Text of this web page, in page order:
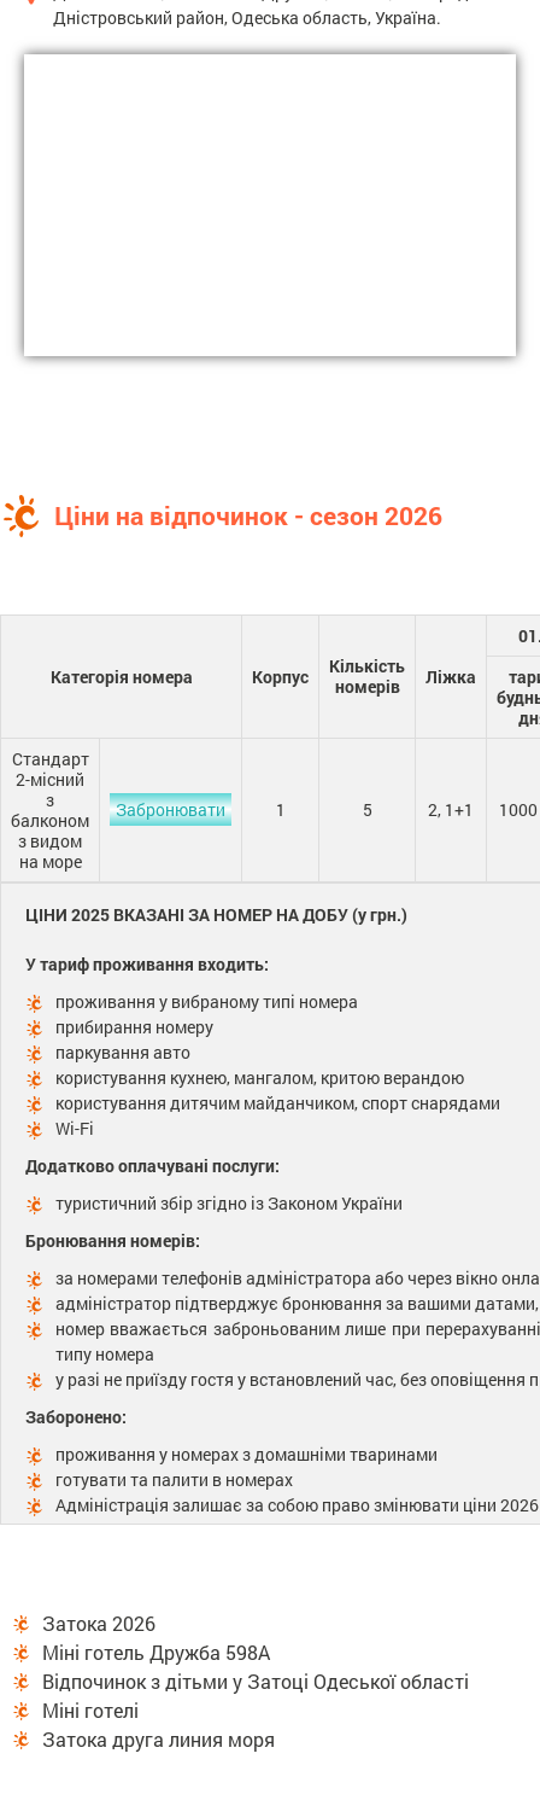
Дністровський район, Одеська область, Україна.
Ціни на відпочинок - сезон 2026
Категорія номера Корпус
Кількість
номерів
Ліжка
Стандарт
2-місний
з
балконом
з видом
на море
Забронювати 1 5 2, 1+1
ЦІНИ 2025 ВКАЗАНІ ЗА НОМЕР НА ДОБУ (у грн.)
У тариф проживання входить:
проживання у вибраному типі номера
прибирання номеру
паркування авто
користування кухнею, мангалом, критою верандою
користування дитячим майданчиком, спорт снарядами
Wi-Fi
Додатково оплачувані послуги:
туристичний збір згідно із Законом України
Бронювання номерів:
за номерами телефонів адміністратора або через вікно
адміністратор підтверджує бронювання за вашими
номер вважається заброньованим лише при
типу номера
у разі не приїзду гостя у встановлений час, без оповіщення
Заборонено:
проживання у номерах з домашніми тваринами
готувати та палити в номерах
Адміністрація залишає за собою право змінювати ціни
Затока 2026
Міні готель Дружба 598А
Відпочинок з дітьми у Затоці Одеської області
Міні готелі
Затока друга линия моря